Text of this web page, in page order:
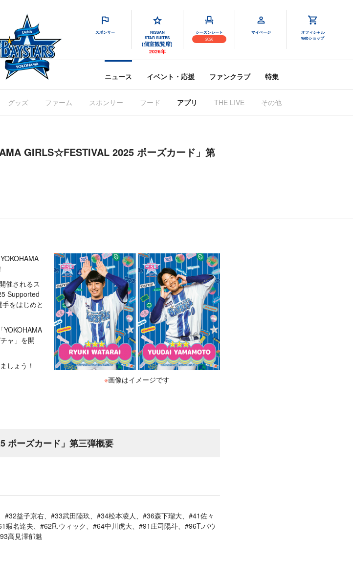
スポンサー
NISSAN
STAR SUITES
(個室観覧席)
2026年
シーズンシート
2026
マイページ
オフィシャル
webショップ
ニュース イベント・応援 ファンクラブ 特集
グッズ ファーム スポンサー フード アプリ THE LIVE その他
GIRLS☆FESTIVAL 2025 ポーズカード」第
※画像はイメージです
催されるス
Supported
をはじめと
ャ」を開
しょう！
ポーズカード」第三弾概要
益子京右、#33武田陸玖、#34松本凌人、#36森下瑠大、#41佐々
名達夫、#62R.ウィック、#64中川虎大、#91庄司陽斗、#96T.バウ
高見澤郁魅